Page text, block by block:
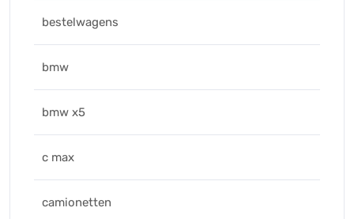
bestelwagens
bmw
bmw x5
c max
camionetten